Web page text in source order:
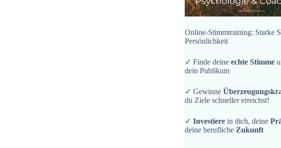
Online-Stimmtraining: Starke
Persönlichkeit
✓ Finde deineechte Stimme
dein Publikum
✓ Gewinne
du Ziele schneller erreichst!
✓Investiere in dich, deine
deine berufliche Zukunft